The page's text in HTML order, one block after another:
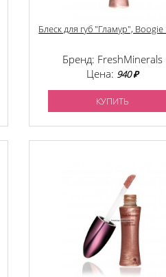
Блеск для губ "Гламур",
Бренд: FreshMinerals
Цена: 940 ₽
КУПИТЬ